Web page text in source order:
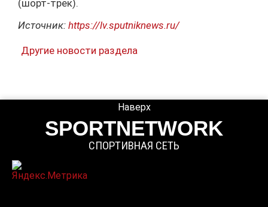
(шорт-трек).
Источник: https://lv.sputniknews.ru/
Другие новости раздела
SPORTNETWORK
СПОРТИВНАЯ СЕТЬ
Наверх